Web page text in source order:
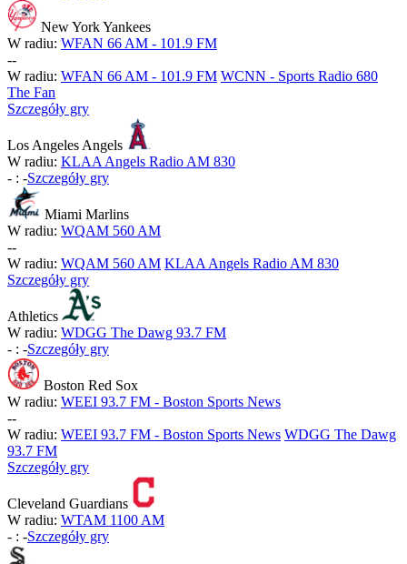
New York Yankees
W radiu: WFAN 66 AM - 101.9 FM
--
W radiu: WFAN 66 AM - 101.9 FM WCNN - Sports Radio 680
The Fan
Szczegóły gry
Los Angeles Angels
W radiu: KLAA Angels Radio AM 830
- : -Szczegóły gry
Miami Marlins
W radiu: WQAM 560 AM
--
W radiu: WQAM 560 AM KLAA Angels Radio AM 830
Szczegóły gry
Athletics
W radiu: WDGG The Dawg 93.7 FM
- : -Szczegóły gry
Boston Red Sox
W radiu: WEEI 93.7 FM - Boston Sports News
--
W radiu: WEEI 93.7 FM - Boston Sports News WDGG The Dawg
93.7 FM
Szczegóły gry
Cleveland Guardians
W radiu: WTAM 1100 AM
- : -Szczegóły gry